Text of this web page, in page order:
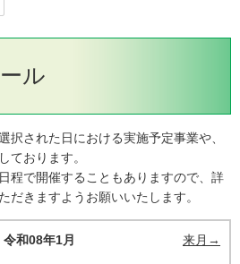
ル
された日における実施予定事業や、
ております。
程で開催することもありますので、詳
だきますようお願いいたします。
令和08年1月 来月→